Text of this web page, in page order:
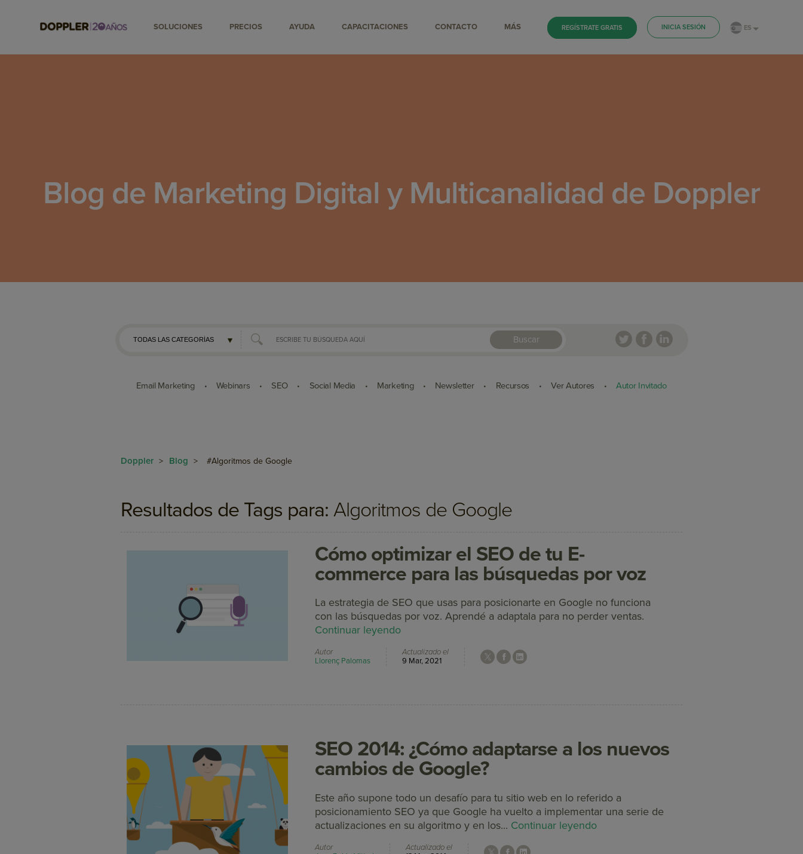
SOLUCIONES PRECIOS AYUDA CAPACITACIONES CONTACTO MÁS REGÍSTRATE GRATIS INICIA SESIÓN ES
Blog de Marketing Digital y Multicanalidad de Doppler
Buscar
Email Marketing • Webinars • SEO • Social Media • Marketing • Newsletter • Recursos • Ver Autores • Autor Invitado
Doppler > Blog > #Algoritmos de Google
Resultados de Tags para:Algoritmos de Google
Cómo optimizar el SEO de tu E-
commerce para las búsquedas por voz
La estrategia de SEO que usas para posicionarte en Google no funciona
con las búsquedas por voz. Aprendé a adaptala para no perder ventas.
Continuar leyendo
Autor
Llorenç Palomas
Actualizado el
9 Mar, 2021
SEO 2014: ¿Cómo adaptarse a los nuevos
cambios de Google?
Este año supone todo un desafío para tu sitio web en lo referido a
posicionamiento SEO ya que Google ha vuelto a implementar una serie de
actualizaciones en su algoritmo y en los... Continuar leyendo
Autor
Actualizado el